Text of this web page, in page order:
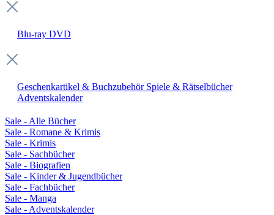
Blu-ray DVD
Geschenkartikel & Buchzubehör Spiele & Rätselbücher
Adventskalender
Sale - Alle Bücher
Sale - Romane & Krimis
Sale - Krimis
Sale - Sachbücher
Sale - Biografien
Sale - Kinder & Jugendbücher
Sale - Fachbücher
Sale - Manga
Sale - Adventskalender